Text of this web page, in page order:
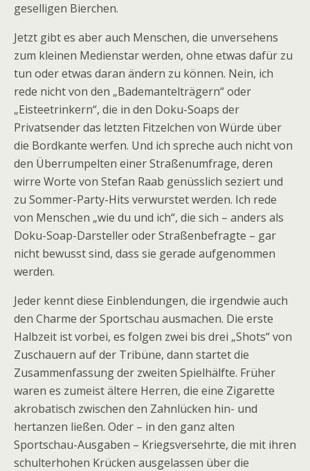
geselligen Bierchen.
Jetzt gibt es aber auch Menschen, die unversehens
zum kleinen Medienstar werden, ohne etwas dafür zu
tun oder etwas daran ändern zu können. Nein, ich
rede nicht von den „Bademantelträgern“ oder
„Eisteetrinkern“, die in den Doku-Soaps der
Privatsender das letzten Fitzelchen von Würde über
die Bordkante werfen. Und ich spreche auch nicht von
den Überrumpelten einer Straßenumfrage, deren
wirre Worte von Stefan Raab genüsslich seziert und
zu Sommer-Party-Hits verwurstet werden. Ich rede
von Menschen „wie du und ich“, die sich – anders als
Doku-Soap-Darsteller oder Straßenbefragte – gar
nicht bewusst sind, dass sie gerade aufgenommen
werden.
Jeder kennt diese Einblendungen, die irgendwie auch
den Charme der Sportschau ausmachen. Die erste
Halbzeit ist vorbei, es folgen zwei bis drei „Shots“ von
Zuschauern auf der Tribüne, dann startet die
Zusammenfassung der zweiten Spielhälfte. Früher
waren es zumeist ältere Herren, die eine Zigarette
akrobatisch zwischen den Zahnlücken hin- und
hertanzen ließen. Oder – in den ganz alten
Sportschau-Ausgaben – Kriegsversehrte, die mit ihren
schulterhohen Krücken ausgelassen über die